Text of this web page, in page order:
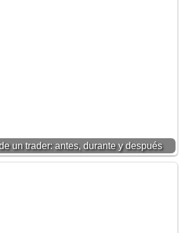
un trader: antes, durante y después